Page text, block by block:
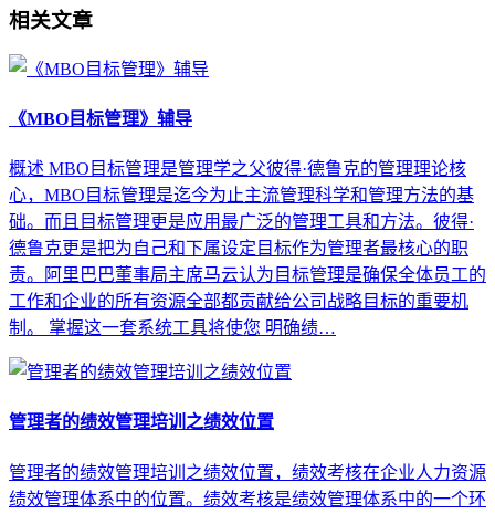
相关文章
《MBO目标管理》辅导
概述 MBO目标管理是管理学之父彼得·德鲁克的管理理论核
心，MBO目标管理是迄今为止主流管理科学和管理方法的基
础。而且目标管理更是应用最广泛的管理工具和方法。彼得·
德鲁克更是把为自己和下属设定目标作为管理者最核心的职
责。阿里巴巴董事局主席马云认为目标管理是确保全体员工的
工作和企业的所有资源全部都贡献给公司战略目标的重要机
制。 掌握这一套系统工具将使您 明确绩…
管理者的绩效管理培训之绩效位置
管理者的绩效管理培训之绩效位置，绩效考核在企业人力资源
绩效管理体系中的位置。绩效考核是绩效管理体系中的一个环